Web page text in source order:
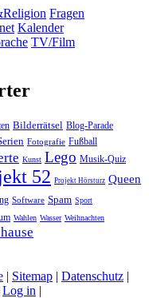
Fragen
Kalender
TV/Film
Bilderrätsel Blog-Parade
Fotografie Fußball
Kunst Lego Musik-Quiz
52 Projekt Hörsturz Queen
Software Spam Sport
Wahlen Wasser Weihnachten
| Sitemap | Datenschutz |
Log in |